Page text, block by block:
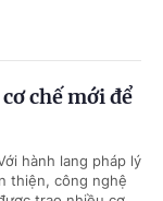
chế mới để
hành lang pháp lý
thiện, công nghệ